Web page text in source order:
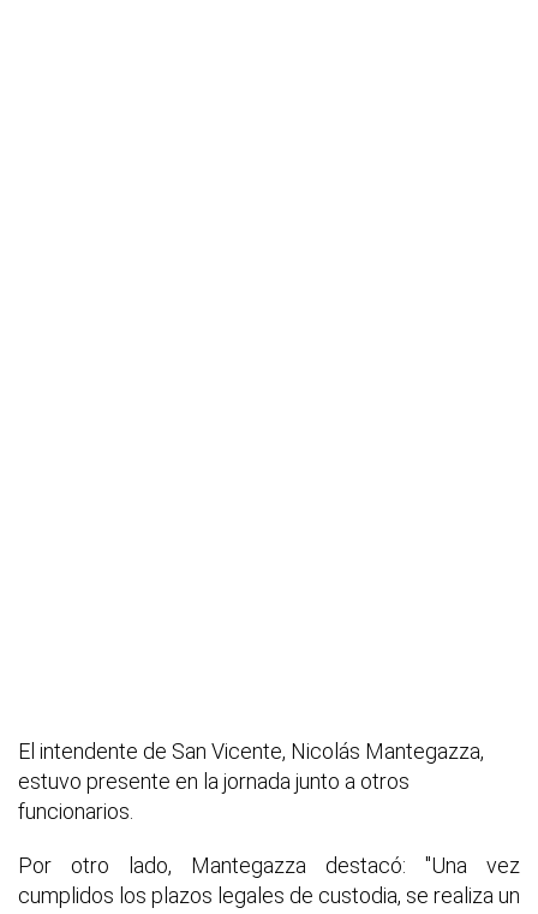
El intendente de San Vicente, Nicolás Mantegazza,
estuvo presente en la jornada junto a otros
funcionarios.
Por otro lado, Mantegazza destacó: "Una vez
cumplidos los plazos legales de custodia, se realiza un